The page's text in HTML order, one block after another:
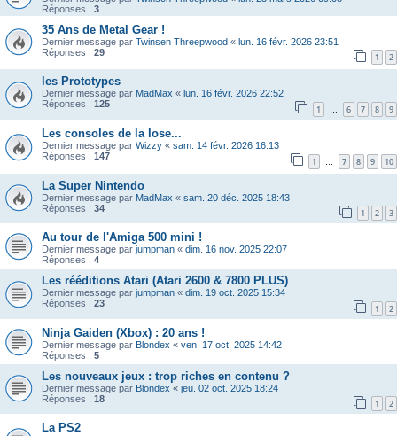
Réponses : 3
35 Ans de Metal Gear !
Dernier message par Twinsen Threepwood « lun. 16 févr. 2026 23:51
Réponses : 29 1 2
les Prototypes
Dernier message par MadMax « lun. 16 févr. 2026 22:52
Réponses : 125 1 … 6 7 8 9
Les consoles de la lose...
Dernier message par Wizzy « sam. 14 févr. 2026 16:13
Réponses : 147 1 7 8 9 10
La Super Nintendo
Dernier message par MadMax « sam. 20 déc. 2025 18:43
Réponses : 34 1 2 3
Au tour de l'Amiga 500 mini !
Dernier message par jumpman « dim. 16 nov. 2025 22:07
Réponses : 4
Les rééditions Atari (Atari 2600 & 7800 PLUS)
Dernier message par jumpman « dim. 19 oct. 2025 15:34
Réponses : 23 1 2
Ninja Gaiden (Xbox) : 20 ans !
Dernier message par Blondex « ven. 17 oct. 2025 14:42
Réponses : 5
Les nouveaux jeux : trop riches en contenu ?
Dernier message par Blondex « jeu. 02 oct. 2025 18:24
Réponses : 18 1 2
La PS2